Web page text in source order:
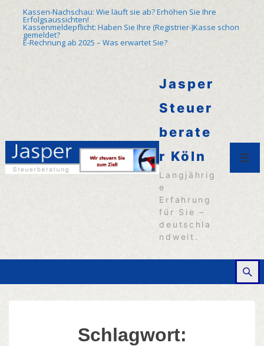
Zum
Inhalt
Kassen-Nachschau: Wie läuft sie ab? Erhöhen Sie Ihre
Erfolgsaussichten!
Kassenmeldepflicht: Haben Sie Ihre (Registrier-)Kasse schon
gemeldet?
E-Rechnung ab 2025 – Was erwartet Sie?
Jasper
Steuer
berate
r Köln
Langjährig
e
Erfahrung
für Sie –
deutschla
ndweit.
Schlagwort: